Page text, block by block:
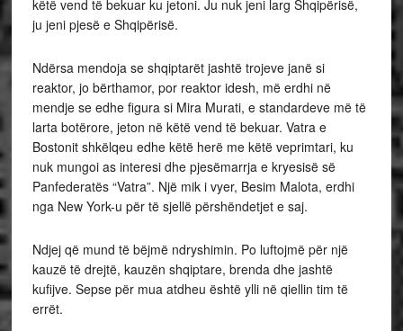
këtë vend të bekuar ku jetoni. Ju nuk jeni larg Shqipërisë,
ju jeni pjesë e Shqipërisë.
Ndërsa mendoja se shqiptarët jashtë trojeve janë si
reaktor, jo bërthamor, por reaktor idesh, më erdhi në
mendje se edhe figura si Mira Murati, e standardeve më të
larta botërore, jeton në këtë vend të bekuar. Vatra e
Bostonit shkëlqeu edhe këtë herë me këtë veprimtari, ku
nuk mungoi as interesi dhe pjesëmarrja e kryesisë së
Panfederatës “Vatra”. Një mik i vyer, Besim Malota, erdhi
nga New York-u për të sjellë përshëndetjet e saj.
Ndjej që mund të bëjmë ndryshimin. Po luftojmë për një
kauzë të drejtë, kauzën shqiptare, brenda dhe jashtë
kufijve. Sepse për mua atdheu është ylli në qiellin tim të
errët.